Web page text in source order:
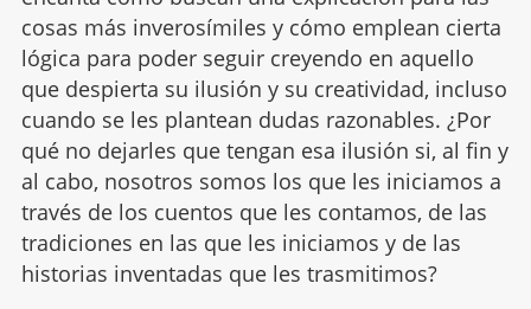
cosas más inverosímiles y cómo emplean cierta
lógica para poder seguir creyendo en aquello
que despierta su ilusión y su creatividad, incluso
cuando se les plantean dudas razonables. ¿Por
qué no dejarles que tengan esa ilusión si, al fin y
al cabo, nosotros somos los que les iniciamos a
través de los cuentos que les contamos, de las
tradiciones en las que les iniciamos y de las
historias inventadas que les trasmitimos?